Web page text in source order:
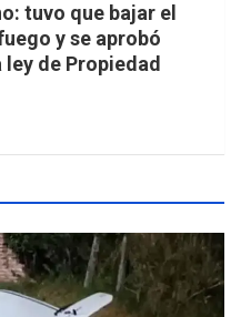
tuvo que bajar el
y se aprobó
de Propiedad